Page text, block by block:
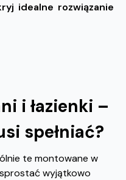
idealne rozwiązanie
i łazienki –
spełniać?
te montowane w
sprostać wyjątkowo